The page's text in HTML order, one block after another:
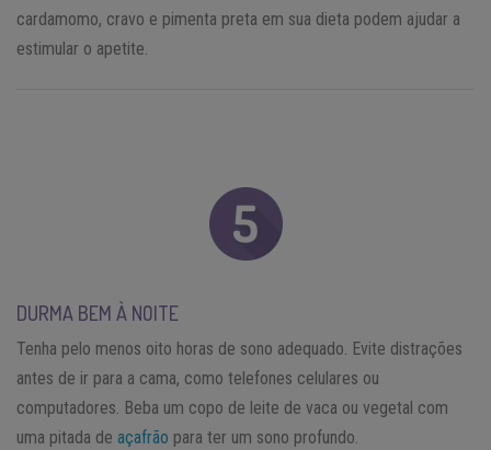
cardamomo, cravo e pimenta preta em sua dieta podem ajudar a
estimular o apetite.
DURMA BEM À NOITE
Tenha pelo menos oito horas de sono adequado. Evite distrações
antes de ir para a cama, como telefones celulares ou
computadores. Beba um copo de leite de vaca ou vegetal com
uma pitada de açafrão para ter um sono profundo.